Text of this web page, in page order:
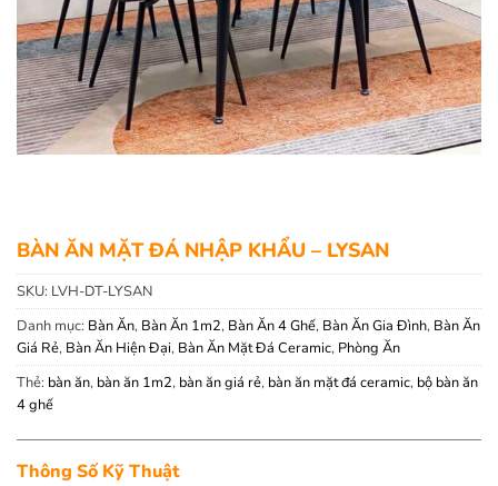
BÀN ĂN MẶT ĐÁ NHẬP KHẨU – LYSAN
SKU: LVH-DT-LYSAN
Danh mục: Bàn Ăn, Bàn Ăn 1m2, Bàn Ăn 4 Ghế, Bàn Ăn Gia Đình, Bàn Ăn
Giá Rẻ, Bàn Ăn Hiện Đại, Bàn Ăn Mặt Đá Ceramic, Phòng Ăn
Thẻ: bàn ăn, bàn ăn 1m2, bàn ăn giá rẻ, bàn ăn mặt đá ceramic, bộ bàn ăn
4 ghế
Thông Số Kỹ Thuật